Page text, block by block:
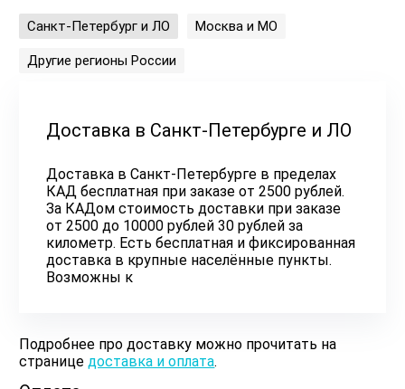
Санкт-Петербург и ЛО Москва и МО
Другие регионы России
Доставка в Санкт-Петербурге и ЛО
Доставка в Санкт-Петербурге в пределах
КАД бесплатная при заказе от 2500 рублей.
За КАДом стоимость доставки при заказе
от 2500 до 10000 рублей 30 рублей за
километр. Есть бесплатная и фиксированная
доставка в крупные населённые пункты.
Возможны к
Подробнее про доставку можно прочитать на
страницедоставка и оплата.